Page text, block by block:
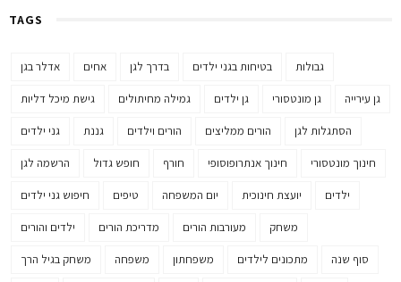
TAGS
אדלר בגן אחים בדרך לגן בטיחות בגני ילדים גבולות
גישת מיכל דליות גמילה מחיתולים גן ילדים גן מונטסורי גן עירייה
גני ילדים גננת הורים וילדים הורים ממליצים הסתגלות לגן
הרשמה לגן חופש גדול חורף חינוך אנתרופוסופי חינוך מונטסורי
חיפוש גני ילדים טיפים יום המשפחה יועצת חינוכית ילדים
ילדים והורים מדריכת הורים מעורבות הורים משחק
משחק בגיל הרך משפחה משפחתון מתכונים לילדים סוף שנה